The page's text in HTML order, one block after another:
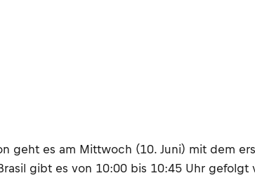
geht es am Mittwoch (10. Juni) mit dem
gibt es von 10:00 bis 10:45 Uhr